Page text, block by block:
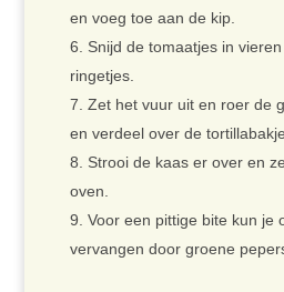
en voeg toe aan de kip.
Snijd de tomaatjes in
ringetjes.
Zet het vuur uit en roer de
en verdeel over de
Strooi de kaas er over en
oven.
Voor een pittige bite kun je
vervangen door groene